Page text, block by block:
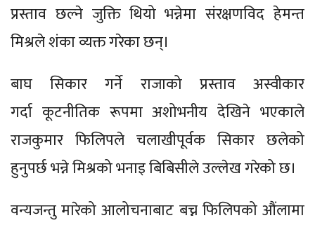
प्रस्ताव छल्ने जुक्ति थियो भन्नेमा संरक्षणविद हेमन्त
मिश्रले शंका व्यक्त गरेका छन्।
बाघ सिकार गर्ने राजाको प्रस्ताव अस्वीकार
गर्दा कूटनीतिक रूपमा अशोभनीय देखिने भएकाले
राजकुमार फिलिपले चलाखीपूर्वक सिकार छलेको
हुनुपर्छ भन्ने मिश्रको भनाइ बिबिसीले उल्लेख गरेको छ।
वन्यजन्तु मारेको आलोचनाबाट बच्न फिलिपको औंलामा